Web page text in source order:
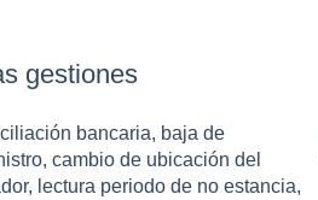
gestiones
bancaria, baja de
cambio de ubicación del
lectura periodo de no estancia,